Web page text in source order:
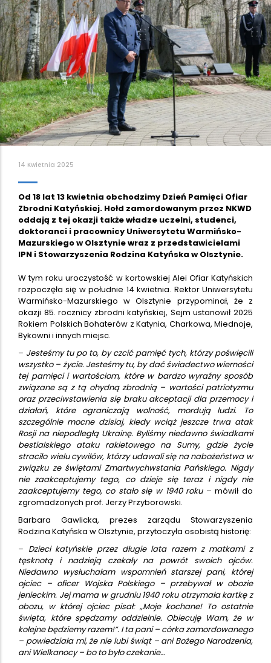
14 Kwietnia 2025
Od 18 lat 13 kwietnia obchodzimy Dzień Pamięci Ofiar
Zbrodni Katyńskiej. Hołd zamordowanym przez NKWD
oddają z tej okazji także władze uczelni, studenci,
doktoranci i pracownicy Uniwersytetu Warmińsko-
Mazurskiego w Olsztynie wraz z przedstawicielami
IPN i Stowarzyszenia Rodzina Katyńska w Olsztynie.
W tym roku uroczystość w kortowskiej Alei Ofiar Katyńskich
rozpoczęła się w południe 14 kwietnia. Rektor Uniwersytetu
Warmińsko-Mazurskiego w Olsztynie przypominał, że z
okazji 85. rocznicy zbrodni katyńskiej, Sejm ustanowił 2025
Rokiem Polskich Bohaterów z Katynia, Charkowa, Miednoje,
Bykowni i innych miejsc.
– Jesteśmy tu po to, by czcić pamięć tych, którzy poświęcili
wszystko – życie. Jesteśmy tu, by dać świadectwo wierności
tej pamięci i wartościom, które w bardzo wyraźny sposób
związane są z tą ohydną zbrodnią – wartości patriotyzmu
oraz przeciwstawienia się braku akceptacji dla przemocy i
działań, które ograniczają wolność, mordują ludzi. To
szczególnie mocne dzisiaj, kiedy wciąż jeszcze trwa atak
Rosji na niepodległą Ukrainę. Byliśmy niedawno świadkami
bestialskiego ataku rakietowego na Sumy, gdzie życie
straciło wielu cywilów, którzy udawali się na nabożeństwa w
związku ze świętami Zmartwychwstania Pańskiego. Nigdy
nie zaakceptujemy tego, co dzieje się teraz i nigdy nie
zaakceptujemy tego, co stało się w 1940 roku – mówił do
zgromadzonych prof. Jerzy Przyborowski.
Barbara Gawlicka, prezes zarządu Stowarzyszenia
Rodzina Katyńska w Olsztynie, przytoczyła osobistą historię:
– Dzieci katyńskie przez długie lata razem z matkami z
tęsknotą i nadzieją czekały na powrót swoich ojców.
Niedawno wysłuchałam wspomnień starszej pani, której
ojciec – oficer Wojska Polskiego – przebywał w obozie
jenieckim. Jej mama w grudniu 1940 roku otrzymała kartkę z
obozu, w której ojciec pisał: „Moje kochane! To ostatnie
święta, które spędzamy oddzielnie. Obiecuję Wam, że w
kolejne będziemy razem!”. I ta pani – córka zamordowanego
– powiedziała mi, że nie lubi świąt – ani Bożego Narodzenia,
ani Wielkanocy – bo to było czekanie…